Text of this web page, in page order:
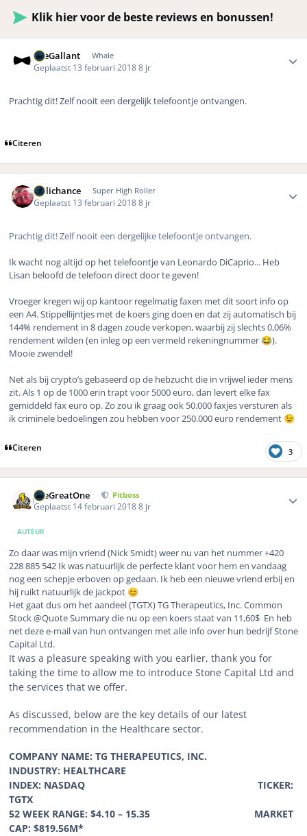
Klik hier voor de beste reviews en bonussen!
TheGallant Whale
Geplaatst 13 februari 20188 jr
Prachtig dit! Zelf nooit een dergelijk telefoontje ontvangen.
Citeren
Hillichance Super High Roller
Geplaatst 13 februari 20188 jr
Prachtig dit! Zelf nooit een dergelijke telefoontje ontvangen.
Ik wacht nog altijd op het telefoontje van Leonardo DiCaprio... Heb
Lisan beloofd de telefoon direct door te geven!
Vroeger kregen wij op kantoor regelmatig faxen met dit soort info op
een A4. Stippellijntjes met de koers ging doen en dat zij automatisch bij
144% rendement in 8 dagen zoude verkopen, waarbij zij slechts 0,06%
rendement wilden (en inleg op een vermeld rekeningnummer 😂).
Mooie zwendel!
Net als bij crypto’s gebaseerd op de hebzucht die in vrijwel ieder mens
zit. Als 1 op de 1000 erin trapt voor 5000 euro, dan levert elke fax
gemiddeld fax euro op. Zo zou ik graag ook 50.000 faxjes versturen als
ik criminele bedoelingen zou hebben voor 250.000 euro rendement 😉
Citeren 3
TheGreatOne Pitboss
Geplaatst 14 februari 20188 jr
AUTEUR
Zo daar was mijn vriend (Nick Smidt) weer nu van het nummer +420
228 885 542 Ik was natuurlijk de perfecte klant voor hem en vandaag
nog een schepje erboven op gedaan. Ik heb een nieuwe vriend erbij en
hij ruikt natuurlijk de jackpot 😊
Het gaat dus om het aandeel (TGTX) TG Therapeutics, Inc. Common
Stock @Quote Summary die nu op een koers staat van 11,60$ En heb
net deze e-mail van hun ontvangen met alle info over hun bedrijf Stone
Capital Ltd.
It was a pleasure speaking with you earlier, thank you for
taking the time to allow me to introduce Stone Capital Ltd and
the services that we offer.
As discussed, below are the key details of our latest
recommendation in the Healthcare sector.
COMPANY NAME: TG THERAPEUTICS, INC.
INDUSTRY: HEALTHCARE
INDEX: NASDAQ TICKER:
TGTX
52 WEEK RANGE: $4.10 – 15.35 MARKET
CAP: $819.56M*